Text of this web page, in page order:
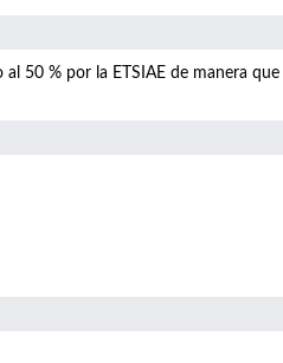
50 % por la ETSIAE de manera